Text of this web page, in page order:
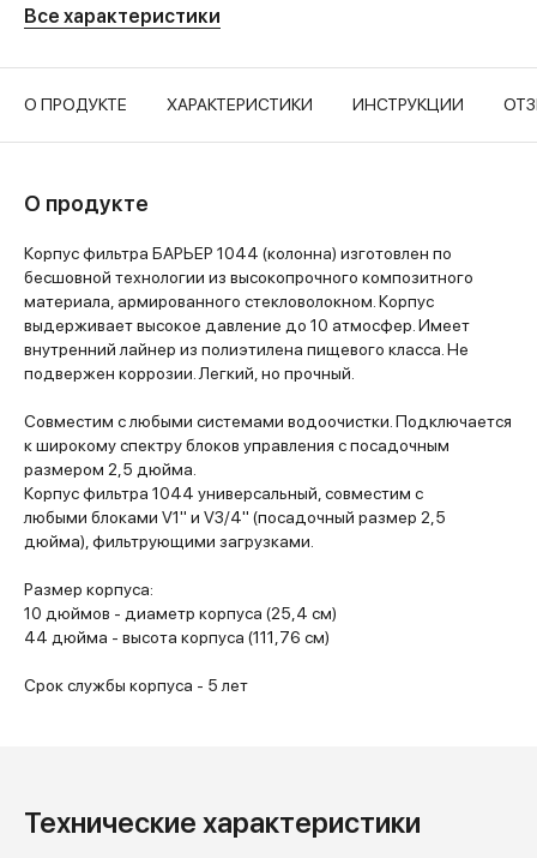
Все характеристики
О ПРОДУКТЕ ХАРАКТЕРИСТИКИ ИНСТРУКЦИИ
О продукте
Корпус фильтра БАРЬЕР 1044 (колонна) изготовлен по
бесшовной технологии из высокопрочного композитного
материала, армированного стекловолокном. Корпус
выдерживает высокое давление до 10 атмосфер. Имеет
внутренний лайнер из полиэтилена пищевого класса. Не
подвержен коррозии. Легкий, но прочный.
Совместим с любыми системами водоочистки. Подключается
к широкому спектру блоков управления с посадочным
размером 2,5 дюйма.
Корпус фильтра 1044 универсальный, совместим с
любыми блоками V1" и V3/4" (посадочный размер 2,5
дюйма), фильтрующими загрузками.
Размер корпуса:
10 дюймов - диаметр корпуса (25,4 см)
44 дюйма - высота корпуса (111,76 см)
Срок службы корпуса - 5 лет
Технические характеристики